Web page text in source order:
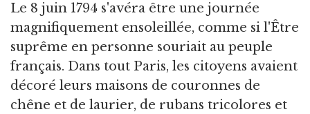
Le 8 juin 1794 s'avéra être une journée
magnifiquement ensoleillée, comme si l'Être
suprême en personne souriait au peuple
français. Dans tout Paris, les citoyens avaient
décoré leurs maisons de couronnes de
chêne et de laurier, de rubans tricolores et